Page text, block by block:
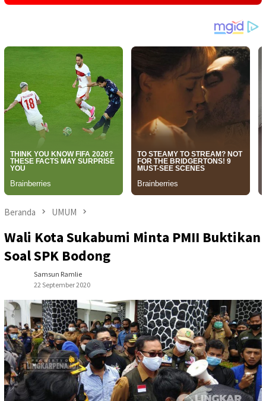
Beranda UMUM
Wali Kota Sukabumi Minta PMII Buktikan
Soal SPK Bodong
Samsun Ramlie
22 September 2020